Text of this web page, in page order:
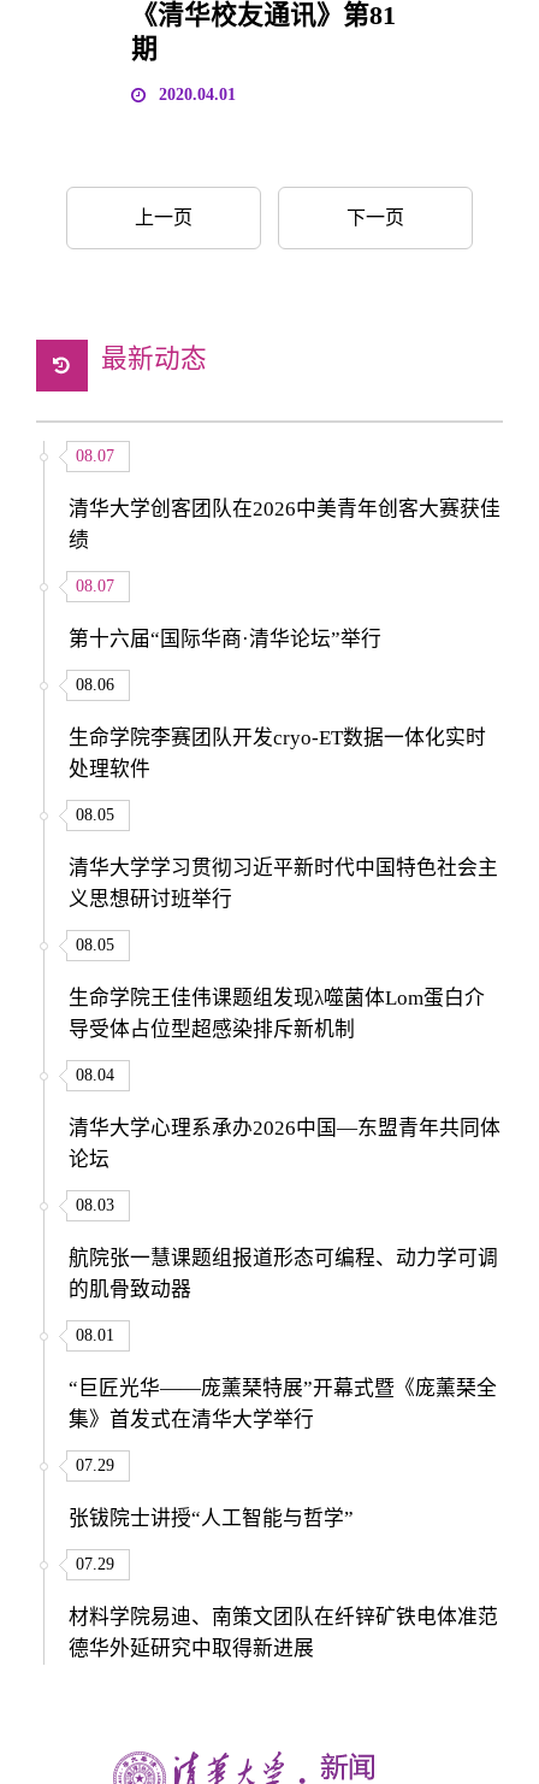
《清华校友通讯》第81
期
2020.04.01
上一页 下一页
最新动态
08.07
清华大学创客团队在2026中美青年创客大赛获佳
绩
08.07
第十六届“国际华商·清华论坛”举行
08.06
生命学院李赛团队开发cryo-ET数据一体化实时
处理软件
08.05
清华大学学习贯彻习近平新时代中国特色社会主
义思想研讨班举行
08.05
生命学院王佳伟课题组发现λ噬菌体Lom蛋白介
导受体占位型超感染排斥新机制
08.04
清华大学心理系承办2026中国—东盟青年共同体
论坛
08.03
航院张一慧课题组报道形态可编程、动力学可调
的肌骨致动器
08.01
“巨匠光华——庞薰琹特展”开幕式暨《庞薰琹全
集》首发式在清华大学举行
07.29
张钹院士讲授“人工智能与哲学”
07.29
材料学院易迪、南策文团队在纤锌矿铁电体准范
德华外延研究中取得新进展